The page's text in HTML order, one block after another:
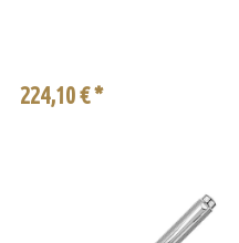
224,10 € *